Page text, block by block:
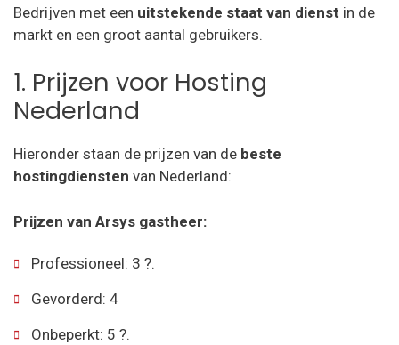
Bedrijven met een uitstekende staat van dienst in de
markt en een groot aantal gebruikers.
1. Prijzen voor Hosting
Nederland
Hieronder staan de prijzen van de beste
hostingdiensten van Nederland:
Prijzen van Arsys gastheer:
Professioneel: 3 ?.
Gevorderd: 4
Onbeperkt: 5 ?.